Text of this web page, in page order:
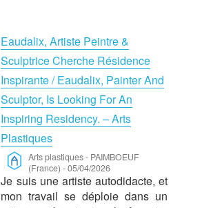
Eaudalix, Artiste Peintre &
Sculptrice Cherche Résidence
Inspirante / Eaudalix, Painter And
Sculptor, Is Looking For An
Inspiring Residency. – Arts
Plastiques
Arts plastiques- PAIMBOEUF
(France) -05/04/2026
Je suis une artiste autodidacte, et
mon travail se déploie dans un